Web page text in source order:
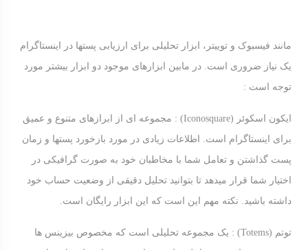
مانند فیسبوک و توییتر، ابزار تحلیلی برای ارزیابی پستها در اینستاگرام
یک نیاز ضروری است. در مابین ابزارهای موجود دو ابزار بیشتر مورد
توجه است :
ایکون اسکوئر (Iconosquare) : مجموعه ای از ابرازهای متنوع و عمیق
برای اینستاگرام است. اطلاعات زیادی در مورد بازخورد پستها و زمان
پست گذاشتن و تعامل شما با مخاطبان خود به صورت گرافیکی در
اختیار شما قرار میدهد تا بتوانید تحلیل دقیقی از وضعیت حساب خود
داشته باشید. نکته مهم این است که این ابزار رایگان است.
توتم (Totems) : یک مجموعه تحلیلی است که مخصوص بیزینس ها